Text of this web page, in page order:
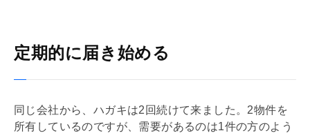
定期的に届き始める
同じ会社から、ハガキは2回続けて来ました。2物件を
所有しているのですが、需要があるのは1件の方のよう